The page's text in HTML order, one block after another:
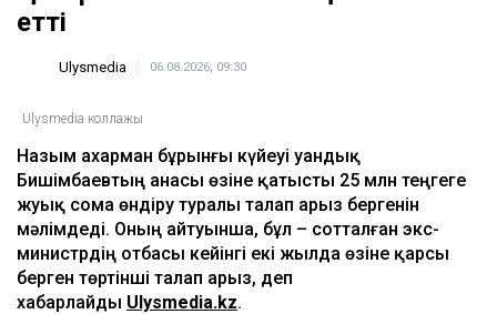
етті
Ulysmedia 06.08.2026, 09:30
Ulysmedia коллажы
Назым Қахарман бұрынғы күйеуі Қуандық
Бишімбаевтың анасы өзіне қатысты 25 млн теңгеге
жуық сома өндіру туралы талап арыз бергенін
мәлімдеді. Оның айтуынша, бұл – сотталған экс-
министрдің отбасы кейінгі екі жылда өзіне қарсы
берген төртінші талап арыз, деп
хабарлайды Ulysmedia.kz.